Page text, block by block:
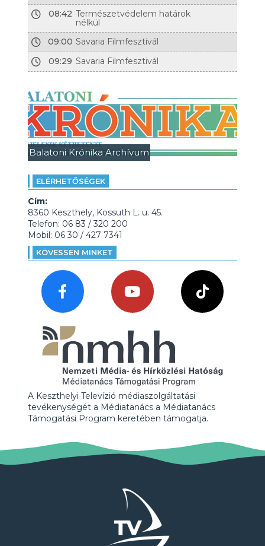
08:42 Természetvédelem határok
nélkül
09:00 Savaria Filmfesztivál
09:29 Savaria Filmfesztivál
Balatoni Krónika Archívum
ELÉRHETŐSÉGEK
Cím:
8360 Keszthely, Kossuth L. u. 45.
Telefon: 06 83 / 320 200
Mobil: 06 30 / 427 7341
KÖVESSEN MINKET
A Keszthelyi Televízió médiaszolgáltatási
tevékenységét a Médiatanács a Médiatanács
Támogatási Program keretében támogatja.